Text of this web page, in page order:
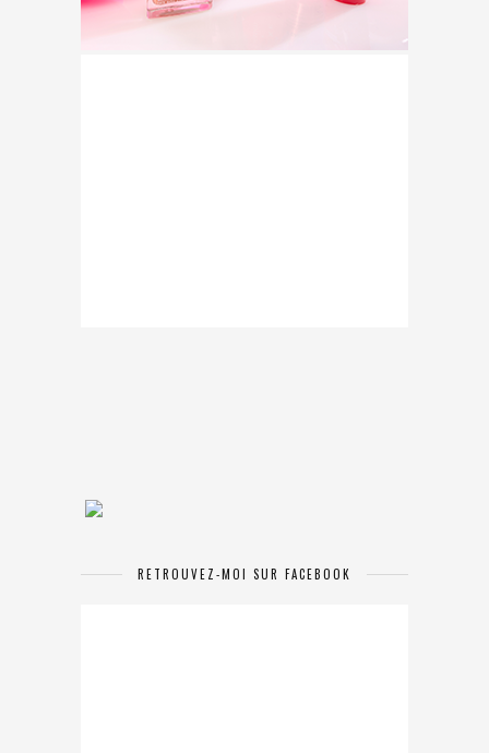
RETROUVEZ-MOI SUR FACEBOOK